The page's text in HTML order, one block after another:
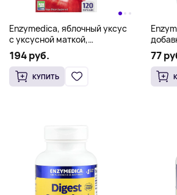
Enzymedica, яблочный уксус
с уксусной маткой,
120 капсул (355 мг в
1 капсуле)
194 руб.
КУПИТЬ
77